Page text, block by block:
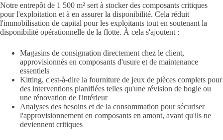
Notre entrepôt de 1 500 m² sert à stocker des composants critiques
pour l'exploitation et à en assurer la disponibilité. Cela réduit
l'immobilisation de capital pour les exploitants tout en soutenant la
disponibilité opérationnelle de la flotte. À cela s'ajoutent :
Magasins de consignation directement chez le client,
approvisionnés en composants d'usure et de maintenance
essentiels
Kitting, c'est-à-dire la fourniture de jeux de pièces complets pour
des interventions planifiées telles qu'une révision de bogie ou
une rénovation de l'intérieur
Analyses des besoins et de la consommation pour sécuriser
l'approvisionnement en composants en amont, avant qu'ils ne
deviennent critiques